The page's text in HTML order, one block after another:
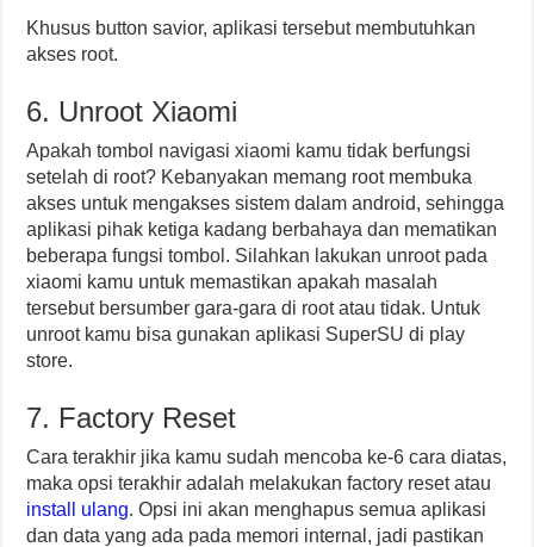
Khusus button savior, aplikasi tersebut membutuhkan
akses root.
6. Unroot Xiaomi
Apakah tombol navigasi xiaomi kamu tidak berfungsi
setelah di root? Kebanyakan memang root membuka
akses untuk mengakses sistem dalam android, sehingga
aplikasi pihak ketiga kadang berbahaya dan mematikan
beberapa fungsi tombol. Silahkan lakukan unroot pada
xiaomi kamu untuk memastikan apakah masalah
tersebut bersumber gara-gara di root atau tidak. Untuk
unroot kamu bisa gunakan aplikasi SuperSU di play
store.
7. Factory Reset
Cara terakhir jika kamu sudah mencoba ke-6 cara diatas,
maka opsi terakhir adalah melakukan factory reset atau
install ulang. Opsi ini akan menghapus semua aplikasi
dan data yang ada pada memori internal, jadi pastikan